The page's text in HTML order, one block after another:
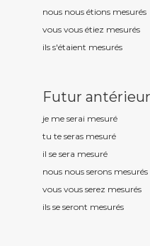
nous nous étions mesurés
vous vous étiez mesurés
ils s'étaient mesurés
Futur antérieur
je me serai mesuré
tu te seras mesuré
il se sera mesuré
nous nous serons mesurés
vous vous serez mesurés
ils se seront mesurés